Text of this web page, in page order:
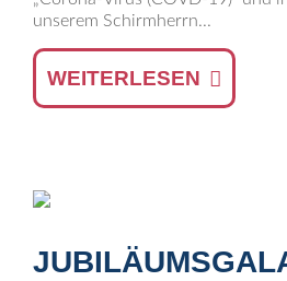
unserem Schirmherrn...
WEITERLESEN